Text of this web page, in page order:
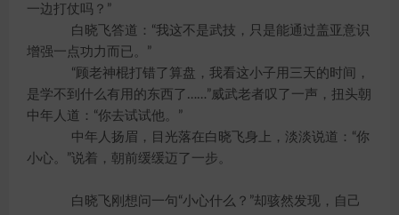
一边打仗吗？”
白晓飞答道：“我这不是武技，只是能通过盖亚意识
增强一点功力而已。”
“顾老神棍打错了算盘，我看这小子用三天的时间，
是学不到什么有用的东西了……”威武老者叹了一声，扭头朝
中年人道：“你去试试他。”
中年人扬眉，目光落在白晓飞身上，淡淡说道：“你
小心。”说着，朝前缓缓迈了一步。
白晓飞刚想问一句“小心什么？”却骇然发现，自己